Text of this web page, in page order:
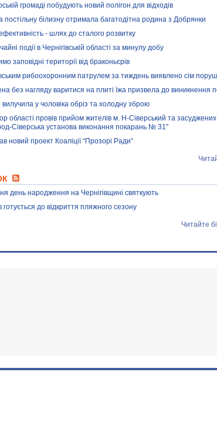
громаді побудують новий полігон для відходів
постільну білизну отримала багатодітна родина з Добрянки
- шлях до сталого розвитку
події в Чернігівській області за минулу добу
заповідні території від браконьєрів
рибоохоронним патрулем за тиждень виявлено сім
без нагляду варитися на плиті їжа призвела до виникнення
вилучила у чоловіка обріз та холодну зброю
області провів прийом жителів м. Н-Сіверський та
Сіверська установа виконання покарань № 31"
новий проект Коаліції “Прозорі Ради”
день народження на Чернігівщині святкують
готується до відкриття пляжного сезону
Читайте